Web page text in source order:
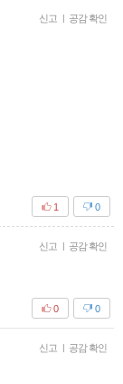
신고 | 공감 확인
0
1
신고 | 공감 확인
0
0
신고 | 공감 확인